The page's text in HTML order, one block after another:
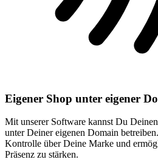
Eigener Shop unter eigener
Mit unserer Software kannst Du
unter Deiner eigenen Domain
Kontrolle über Deine Marke und
Präsenz zu stärken.